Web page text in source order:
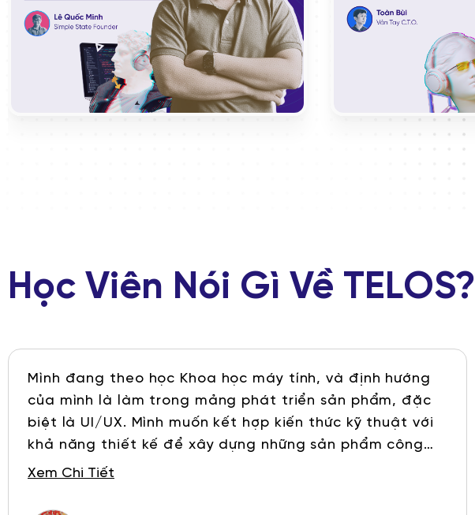
Học Viên Nói Gì Về TELOS?
Mình đang theo học Khoa học máy tính, và định hướng
của mình là làm trong mảng phát triển sản phẩm, đặc
biệt là UI/UX. Mình muốn kết hợp kiến thức kỹ thuật với
khả năng thiết kế để xây dựng những sản phẩm công
nghệ vừa hiệu quả, vừa dễ sử dụng cho mọi người. Mình
giảng viên nhiệt tình, kiến thức được hệ thống dễ hiểu
Xem Chi Tiết